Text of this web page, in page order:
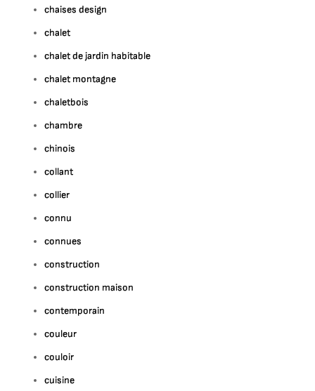
chaises design
chalet
chalet de jardin habitable
chalet montagne
chaletbois
chambre
chinois
collant
collier
connu
connues
construction
construction maison
contemporain
couleur
couloir
cuisine